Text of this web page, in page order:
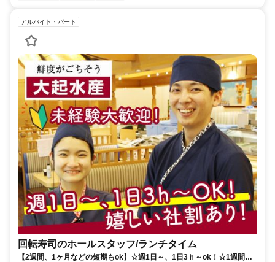
アルバイト・パート
回転寿司のホールスタッフ/ランチタイム
【2週間、1ヶ月などの短期もok】☆週1日～、1日3ｈ～ok！☆1週間毎